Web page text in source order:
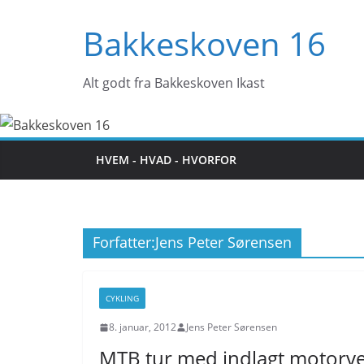
Bakkeskoven 16
Alt godt fra Bakkeskoven Ikast
HVEM - HVAD - HVORFOR
Forfatter:Jens Peter Sørensen
CYKLING
8. januar, 2012 Jens Peter Sørensen
MTB tur med indlagt